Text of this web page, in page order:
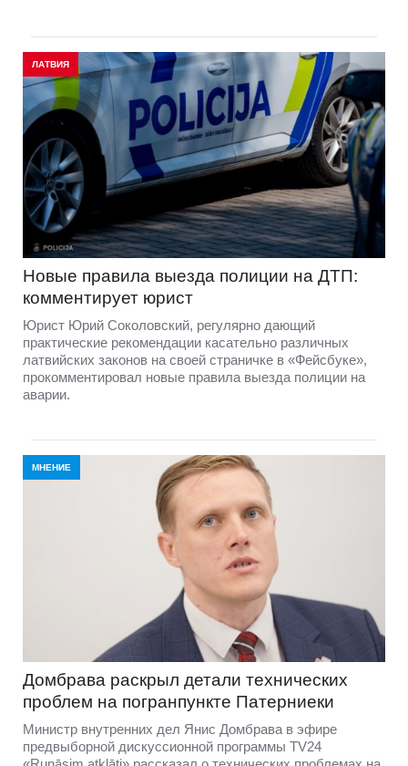
ЛАТВИЯ
Новые правила выезда полиции на ДТП:
комментирует юрист
Юрист Юрий Соколовский, регулярно дающий
практические рекомендации касательно различных
латвийских законов на своей страничке в «Фейсбуке»,
прокомментировал новые правила выезда полиции на
аварии.
МНЕНИЕ
Домбравa раскрыл детали технических
проблем на погранпункте Патерниеки
Министр внутренних дел Янис Домбрава в эфире
предвыборной дискуссионной программы TV24